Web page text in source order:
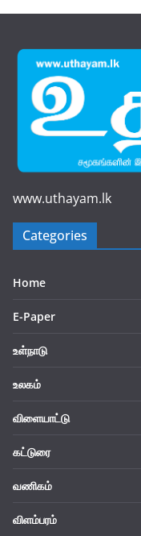
www.uthayam.lk
Categories
Home
E-Paper
உள்நாடு
உலகம்
விளையாட்டு
கட்டுரை
வணிகம்
விளம்பரம்